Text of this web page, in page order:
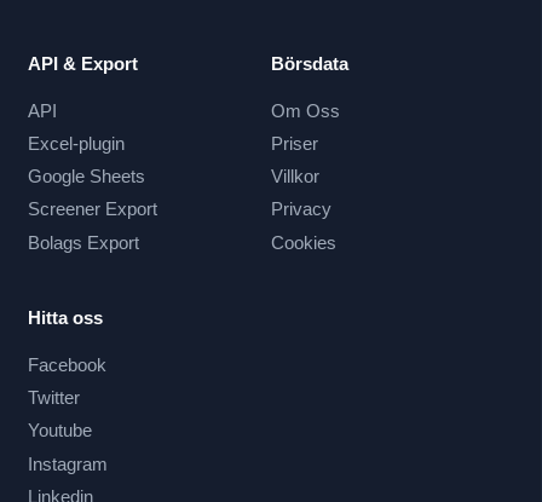
API & Export
API
Excel-plugin
Google Sheets
Screener Export
Bolags Export
Börsdata
Om Oss
Priser
Villkor
Privacy
Cookies
Hitta oss
Facebook
Twitter
Youtube
Instagram
Linkedin